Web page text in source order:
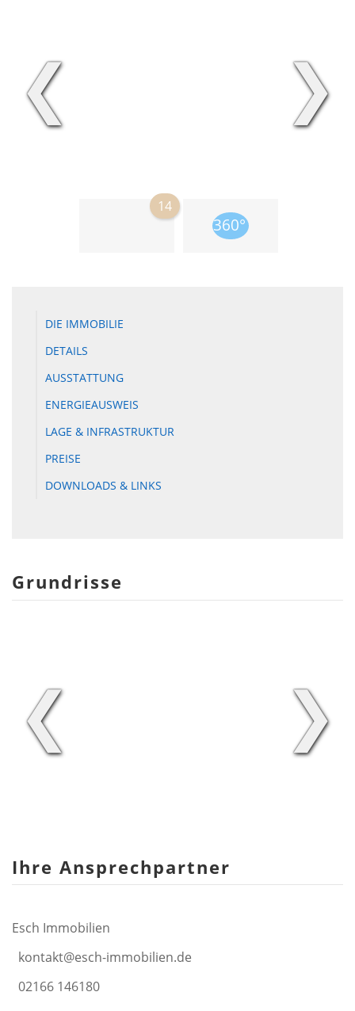
❮ ❯
14
DIE IMMOBILIE
DETAILS
AUSSTATTUNG
ENERGIEAUSWEIS
LAGE & INFRASTRUKTUR
PREISE
DOWNLOADS & LINKS
Grundrisse
❮ ❯
Ihre Ansprechpartner
Esch Immobilien
kontakt@esch-immobilien.de
02166 146180